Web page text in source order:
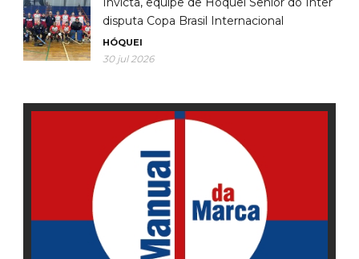
disputa Copa Brasil Internacional
HÓQUEI
30 jul 2026